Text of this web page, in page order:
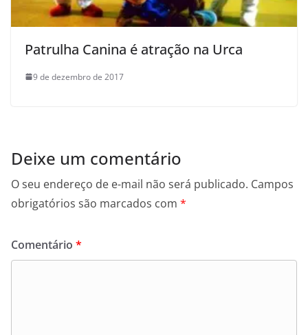
Patrulha Canina é atração na Urca
9 de dezembro de 2017
Deixe um comentário
O seu endereço de e-mail não será publicado. Campos
obrigatórios são marcados com *
Comentário *